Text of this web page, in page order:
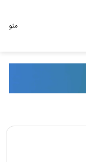
منو